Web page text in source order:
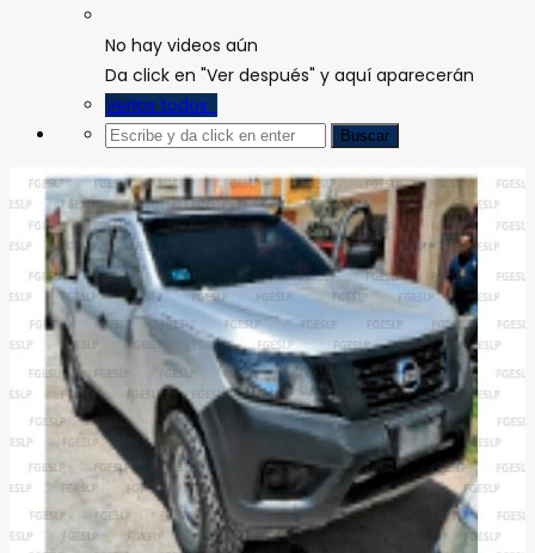
No hay videos aún
Da click en "Ver después" y aquí aparecerán
Verlos todos